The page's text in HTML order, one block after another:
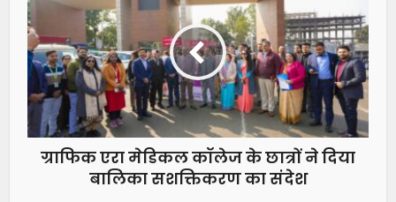
ग्राफिक एरा मेडिकल कॉलेज के छात्रों ने दिया
बालिका सशक्तिकरण का संदेश